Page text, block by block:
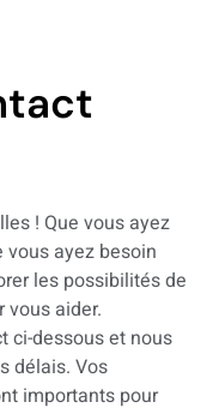
! Que vous ayez
vous ayez besoin
les possibilités de
vous aider.
ci-dessous et nous
délais. Vos
importants pour